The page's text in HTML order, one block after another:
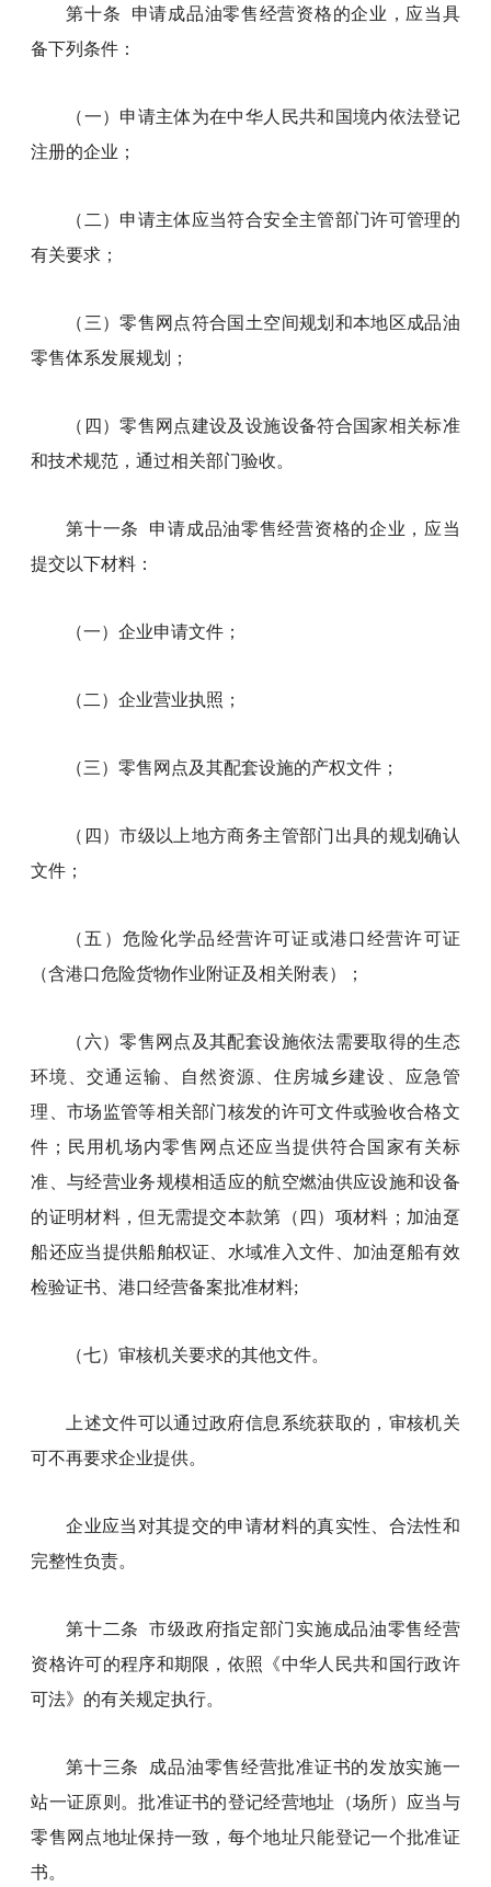
第十条 申请成品油零售经营资格的企业，应当具
备下列条件：
（一）申请主体为在中华人民共和国境内依法登记
注册的企业；
（二）申请主体应当符合安全主管部门许可管理的
有关要求；
（三）零售网点符合国土空间规划和本地区成品油
零售体系发展规划；
（四）零售网点建设及设施设备符合国家相关标准
和技术规范，通过相关部门验收。
第十一条 申请成品油零售经营资格的企业，应当
提交以下材料：
（一）企业申请文件；
（二）企业营业执照；
（三）零售网点及其配套设施的产权文件；
（四）市级以上地方商务主管部门出具的规划确认
文件；
（五）危险化学品经营许可证或港口经营许可证
（含港口危险货物作业附证及相关附表）；
（六）零售网点及其配套设施依法需要取得的生态
环境、交通运输、自然资源、住房城乡建设、应急管
理、市场监管等相关部门核发的许可文件或验收合格文
件；民用机场内零售网点还应当提供符合国家有关标
准、与经营业务规模相适应的航空燃油供应设施和设备
的证明材料，但无需提交本款第（四）项材料；加油趸
船还应当提供船舶权证、水域准入文件、加油趸船有效
检验证书、港口经营备案批准材料;
（七）审核机关要求的其他文件。
上述文件可以通过政府信息系统获取的，审核机关
可不再要求企业提供。
企业应当对其提交的申请材料的真实性、合法性和
完整性负责。
第十二条 市级政府指定部门实施成品油零售经营
资格许可的程序和期限，依照《中华人民共和国行政许
可法》的有关规定执行。
第十三条 成品油零售经营批准证书的发放实施一
站一证原则。批准证书的登记经营地址（场所）应当与
零售网点地址保持一致，每个地址只能登记一个批准证
书。